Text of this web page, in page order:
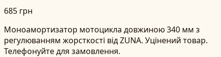
685 грн
Моноамортизатор мотоцикла довжиною 340 мм з
регулюванням жорсткості від ZUNA. Уцінений товар.
Телефонуйте для замовлення.